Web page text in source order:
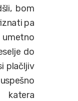
bom
pa
do
plačljiv
katera